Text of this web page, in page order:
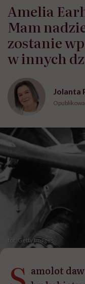
Amelia
Mam
zostanie
w innych
Jolanta
fot. Getty Images
amolot